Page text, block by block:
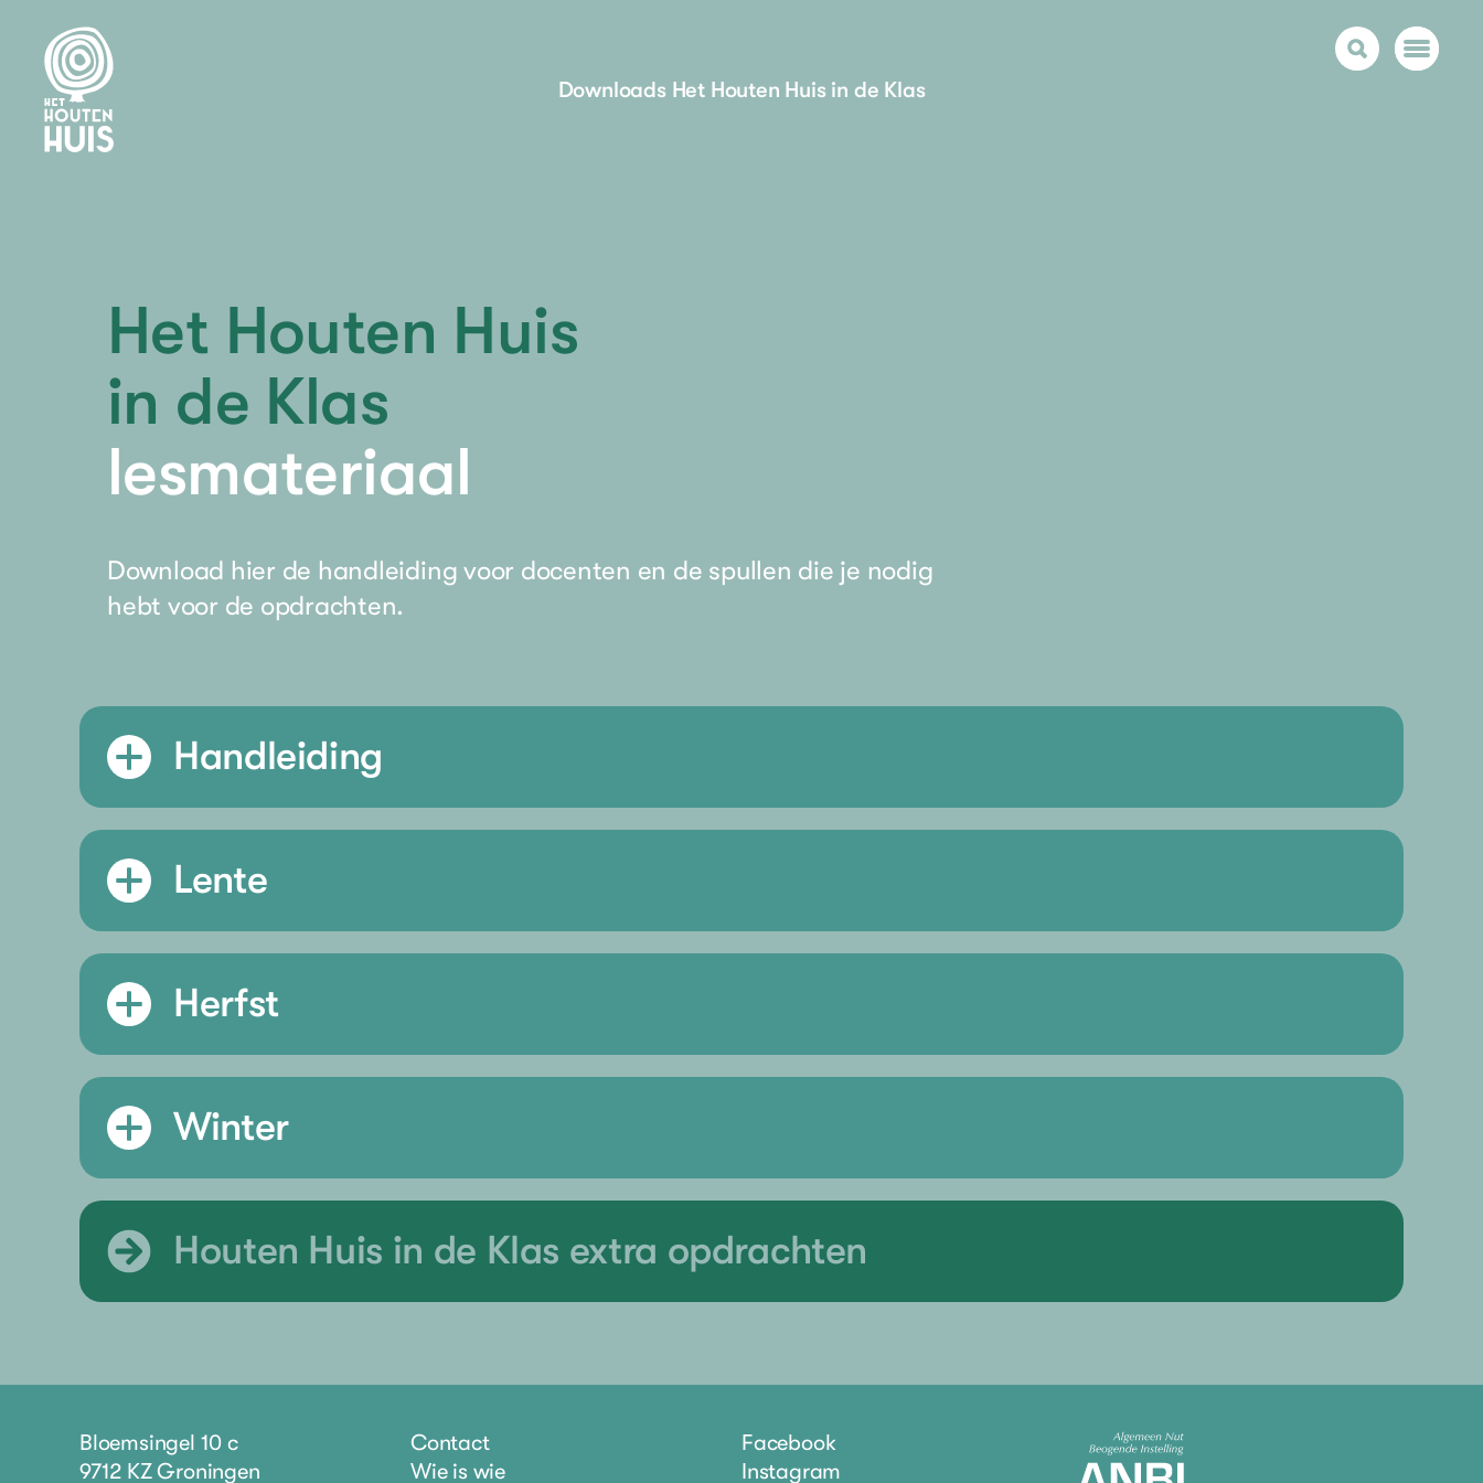
Downloads Het Houten Huis in de Klas
Het Houten Huis
in de Klas
lesmateriaal
Download hier de handleiding voor docenten en de spullen die je nodig
hebt voor de opdrachten.
Handleiding
Lente
Herfst
Winter
Houten Huis in de Klas extra opdrachten
Bloemsingel 10 c
9712 KZ Groningen
Contact
Wie is wie
Facebook
Instagram